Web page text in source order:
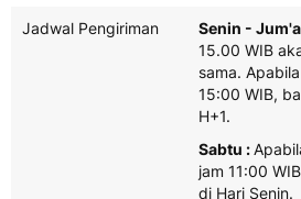
Jadwal Pengiriman Senin -
15.00 WIB
sama.
15:00 WIB,
H+1.
Sabtu :
jam 11:00
di Hari Senin.